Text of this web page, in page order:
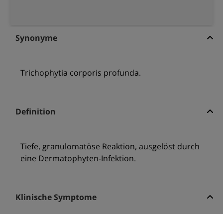
Synonyme
Trichophytia corporis profunda.
Definition
Tiefe, granulomatöse Reaktion, ausgelöst durch
eine Dermatophyten-Infektion.
Klinische Symptome